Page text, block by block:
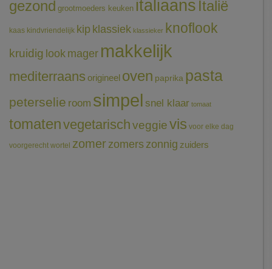
gezond grootmoeders keuken italiaans Italië
kaas kindvriendelijk kip klassiek klassieker knoflook
kruidig look mager makkelijk
mediterraans origineel oven paprika pasta
peterselie room simpel snel klaar tomaat
tomatenvegetarischveggievis voor elke dag
voorgerecht wortel zomerzomerszonnig zuiders